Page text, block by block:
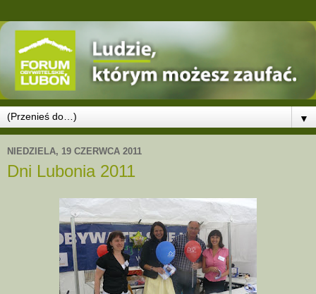
▼
NIEDZIELA, 19 CZERWCA 2011
Dni Lubonia 2011